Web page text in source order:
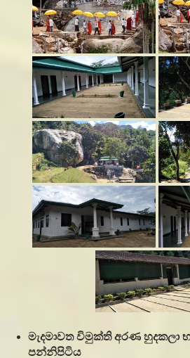
මැදමාවත විමුක්ති අරණ හුදකලා
පන්නිපිටිය